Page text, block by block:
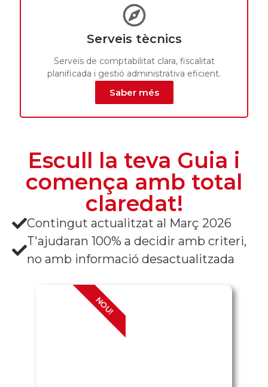
Serveis tècnics
Serveis de comptabilitat clara, fiscalitat
planificada i gestió administrativa eficient.
Saber més
Escull la teva Guia i
comença amb total
claredat!
Contingut actualitzat al Març 2026
T'ajudaran 100% a decidir amb criteri,
no amb informació desactualitzada
NOU!